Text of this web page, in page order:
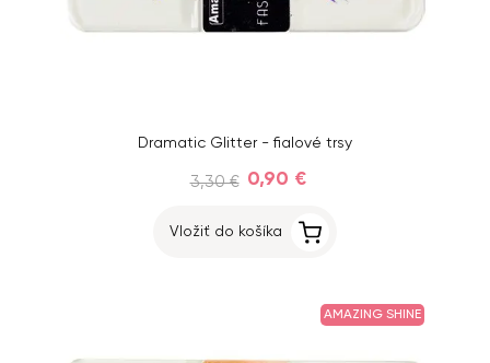
Dramatic Glitter - fialové trsy
3,30 € 0,90 €
Vložiť do košíka
AMAZING SHINE